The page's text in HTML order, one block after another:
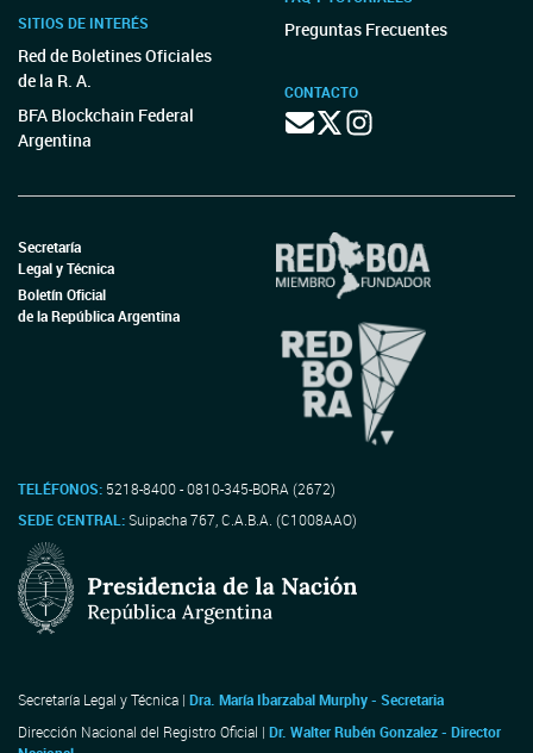
SITIOS DE INTERÉS
Red de Boletines Oficiales
de la R. A.
BFA Blockchain Federal
Argentina
Preguntas Frecuentes
CONTACTO
Secretaría
Legal y Técnica
Boletín Oficial
de la República Argentina
TELÉFONOS: 5218-8400 - 0810-345-BORA (2672)
SEDE CENTRAL:Suipacha 767, C.A.B.A. (C1008AAO)
Secretaría Legal y Técnica | Dra. María Ibarzabal Murphy - Secretaria
Dirección Nacional del Registro Oficial | Dr. Walter Rubén Gonzalez - Director